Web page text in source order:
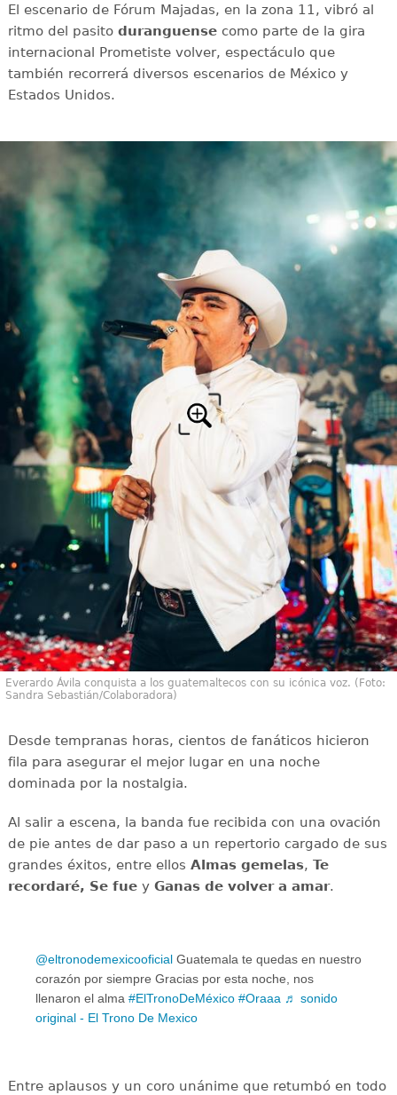
El escenario de Fórum Majadas, en la zona 11, vibró al
ritmo del pasito duranguensecomo parte de la gira
internacional Prometiste volver, espectáculo que
también recorrerá diversos escenarios de México y
Estados Unidos.
Everardo Ávila conquista a los guatemaltecos con su icónica voz. (Foto:
Sandra Sebastián/Colaboradora)
Desde tempranas horas, cientos de fanáticos hicieron
fila para asegurar el mejor lugar en una noche
dominada por la nostalgia.
Al salir a escena, la banda fue recibida con una ovación
de pie antes de dar paso a un repertorio cargado de sus
grandes éxitos, entre ellos Almas gemelas, Te
recordaré, Se fuey Ganas de volver a amar.
@eltronodemexicooficial Guatemala te quedas en nuestro
corazón por siempre Gracias por esta noche, nos
llenaron el alma #ElTronoDeMéxico #Oraaa ♬ sonido
original - El Trono De Mexico
Entre aplausos y un coro unánime que retumbó en todo